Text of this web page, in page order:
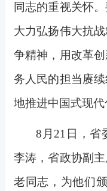
同志的重视关怀
大力弘扬伟大抗
争精神，用改革
务人民的担当赓
地推进中国式现代
8 月21日，省
李涛，省政协副
老同志，为他们